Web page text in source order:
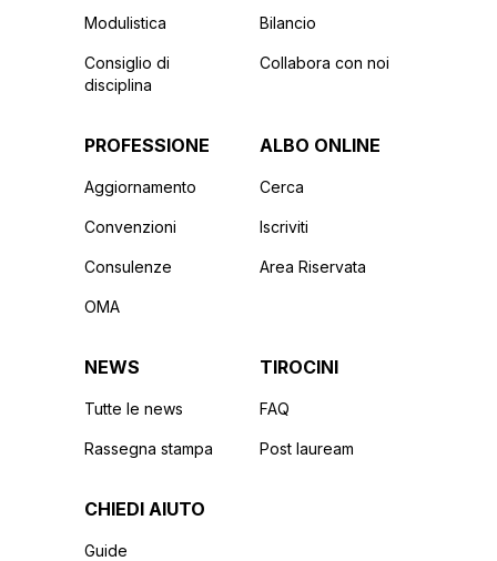
Modulistica
Consiglio di
disciplina
Bilancio
Collabora con noi
PROFESSIONE
Aggiornamento
Convenzioni
Consulenze
OMA
ALBO ONLINE
Cerca
Iscriviti
Area Riservata
NEWS
Tutte le news
Rassegna stampa
TIROCINI
FAQ
Post lauream
CHIEDI AIUTO
Guide